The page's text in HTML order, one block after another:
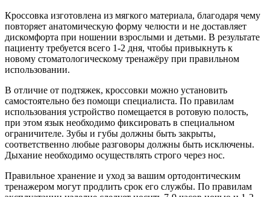
Кроссовка изготовлена ​​из мягкого материала, благодаря чему
повторяет анатомическую форму челюсти и не доставляет
дискомфорта при ношении взрослыми и детьми. В результате
пациенту требуется всего 1-2 дня, чтобы привыкнуть к
новому стоматологическому тренажёру при правильном
использовании.
В отличие от подтяжек, кроссовки можно установить
самостоятельно без помощи специалиста. По правилам
использования устройство помещается в ротовую полость,
при этом язык необходимо фиксировать в специальном
ограничителе. Зубы и губы должны быть закрыты,
соответственно любые разговоры должны быть исключены.
Дыхание необходимо осуществлять строго через нос.
Правильное хранение и уход за вашим ортодонтическим
тренажером могут продлить срок его службы. По правилам